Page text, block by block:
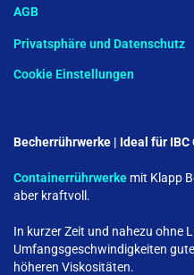
AGB
Privatsphäre und Datenschutz
Cookie Einstellungen
Becherrührwerke | Ideal für
Containerrührwerke mit Klapp
aber kraftvoll.
In kurzer Zeit und nahezu ohne
Umfangsgeschwindigkeiten
höheren Viskositäten.